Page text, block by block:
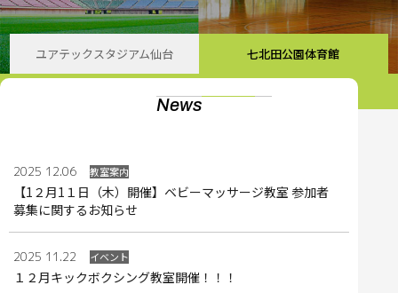
ユアテックスタジアム仙台 七北田公園体育館
News
2025 12.06 教室案内
【1２月1１日（木）開催】ベビーマッサージ教室 参加者
募集に関するお知らせ
2025 11.22 イベント
１２月キックボクシング教室開催！！！